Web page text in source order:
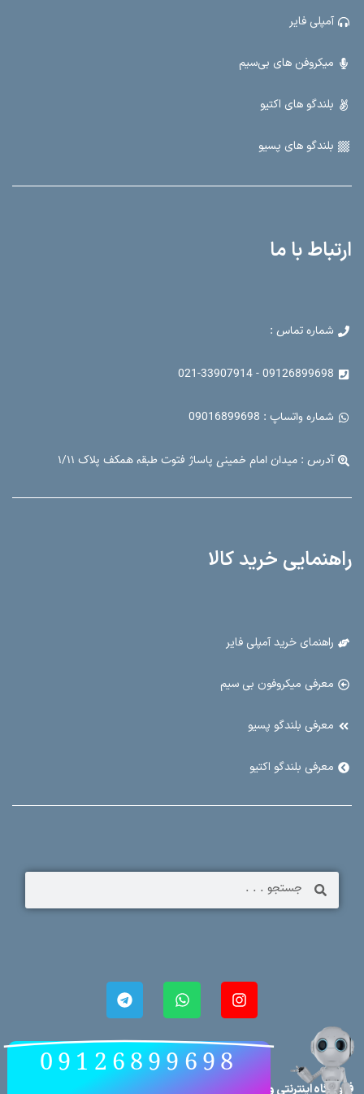
آمپلی فایر
میکروفن های بی‌سیم
بلندگو های اکتیو
بلندگو های پسیو
ارتباط با ما
شماره تماس :
09126899698 - 021-33907914
شماره واتساپ : 09016899698
آدرس : میدان امام خمینی پاساژ فتوت طبقه همکف پلاک ۱/۱۱
راهنمایی خرید کالا
راهنمای خرید آمپلی فایر
معرفی میکروفون بی سیم
معرفی بلندگو پسیو
معرفی بلندگو اکتیو
فروشگاه اینترنتی وحید، با سالها تجربه و تخصص در این زمینه یک فضای
09126899698